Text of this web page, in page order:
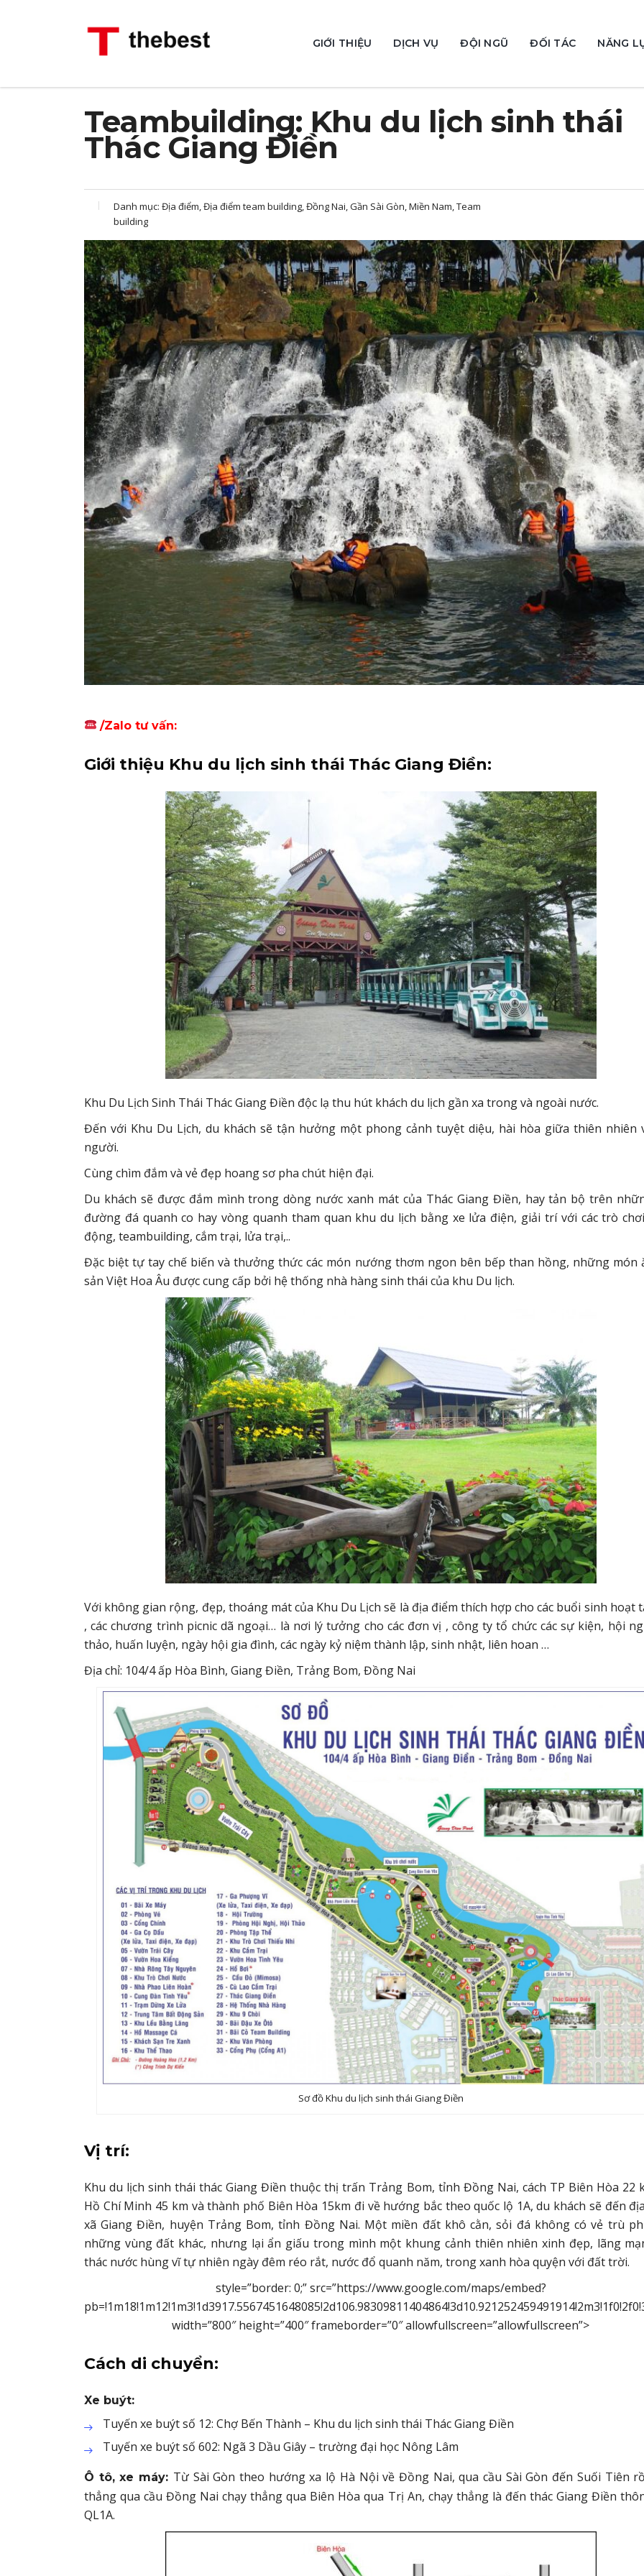
GIỚI THIỆU DỊCH VỤ ĐỘI NGŨ ĐỐI TÁC NĂNG
Teambuilding: Khu du lịch sinh thái
Thác Giang Điền
Danh mục: Địa điểm, Địa điểm team building, Đồng Nai, Gần Sài Gòn, Miền Nam, Team
building
/Zalo tư vấn:
Giới thiệu Khu du lịch sinh thái Thác Giang Điền:
Khu Du Lịch Sinh Thái Thác Giang Điền độc lạ thu hút khách du lịch gần xa trong và ngoài nước.
Đến với Khu Du Lịch, du khách sẽ tận hưởng một phong cảnh tuyệt diệu, hài hòa giữa thiên nhiên
người.
Cùng chìm đắm và vẻ đẹp hoang sơ pha chút hiện đại.
Du khách sẽ được đắm mình trong dòng nước xanh mát của Thác Giang Điền, hay tản bộ trên
đường đá quanh co hay vòng quanh tham quan khu du lịch bằng xe lửa điện, giải trí với các trò
động, teambuilding, cắm trại, lửa trại,..
Đặc biệt tự tay chế biến và thưởng thức các món nướng thơm ngon bên bếp than hồng, những món
sản Việt Hoa Âu được cung cấp bởi hệ thống nhà hàng sinh thái của khu Du lịch.
Với không gian rộng, đẹp, thoáng mát của Khu Du Lịch sẽ là địa điểm thích hợp cho các buổi sinh hoạt
, các chương trình picnic dã ngoại… là nơi lý tưởng cho các đơn vị , công ty tổ chức các sự kiện, hội
thảo, huấn luyện, ngày hội gia đình, các ngày kỷ niệm thành lập, sinh nhật, liên hoan …
Địa chỉ: 104/4 ấp Hòa Bình, Giang Điền, Trảng Bom, Đồng Nai
Sơ đồ Khu du lịch sinh thái Giang Điền
Vị trí:
Khu du lịch sinh thái thác Giang Điền thuộc thị trấn Trảng Bom, tỉnh Đồng Nai, cách TP Biên Hòa 22
Hồ Chí Minh 45 km và thành phố Biên Hòa 15km đi về hướng bắc theo quốc lộ 1A, du khách sẽ đến
xã Giang Điền, huyện Trảng Bom, tỉnh Đồng Nai. Một miền đất khô cằn, sỏi đá không có vẻ trù
những vùng đất khác, nhưng lại ẩn giấu trong mình một khung cảnh thiên nhiên xinh đẹp, lãng
thác nước hùng vĩ tự nhiên ngày đêm réo rắt, nước đổ quanh năm, trong xanh hòa quyện với đất trời.
style=”border: 0;” src=”https://www.google.com/maps/embed?
width=”800″ height=”400″ frameborder=”0″ allowfullscreen=”allowfullscreen”>
Cách di chuyển:
Xe buýt:
Tuyến xe buýt số 12: Chợ Bến Thành – Khu du lịch sinh thái Thác Giang Điền
Tuyến xe buýt số 602: Ngã 3 Dầu Giây – trường đại học Nông Lâm
Ô tô, xe máy: Từ Sài Gòn theo hướng xa lộ Hà Nội về Đồng Nai, qua cầu Sài Gòn đến Suối Tiên
thẳng qua cầu Đồng Nai chạy thẳng qua Biên Hòa qua Trị An, chạy thẳng là đến thác Giang Điền
QL1A.